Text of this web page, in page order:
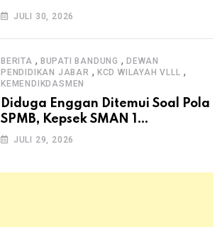
Dana Desa untuk Ketahanan
JULI 30, 2026
BERITA , BUPATI BANDUNG ,DEWAN
PENDIDIKAN JABAR , KCD WILAYAH VLLL ,
KEMENDIKDASMEN
Diduga Enggan Ditemui Soal Pola
SPMB, Kepsek SMAN 1
Dayeuhkolot Dikeluhkan Orang
JULI 29, 2026